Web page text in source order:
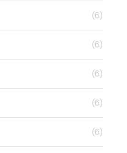
(6)
(6)
(6)
(6)
(6)